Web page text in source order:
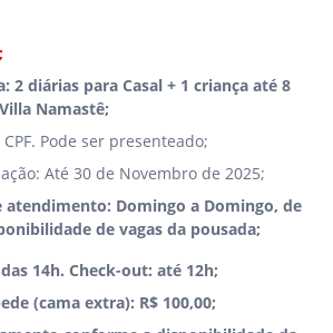
2 diárias para Casal + 1 criança até 8
Namastê;
Pode ser presenteado;
Até 30 de Novembro de 2025;
atendimento: Domingo a Domingo, de
de vagas da pousada;
14h. Check-out: até 12h;
(cama extra): R$ 100,00;